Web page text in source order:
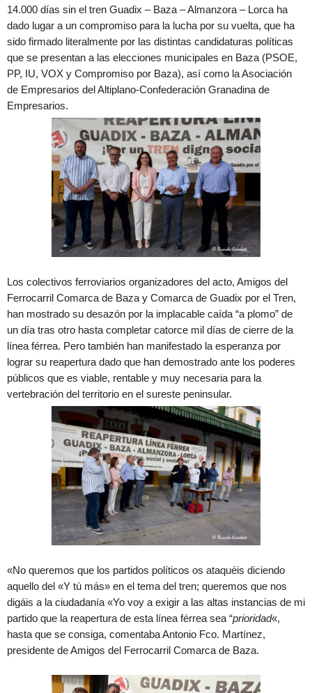
14.000 días sin el tren Guadix – Baza – Almanzora – Lorca ha
dado lugar a un compromiso para la lucha por su vuelta, que ha
sido firmado literalmente por las distintas candidaturas políticas
que se presentan a las elecciones municipales en Baza (PSOE,
PP, IU, VOX y Compromiso por Baza), así como la Asociación
de Empresarios del Altiplano-Confederación Granadina de
Empresarios.
Los colectivos ferroviarios organizadores del acto, Amigos del
Ferrocarril Comarca de Baza y Comarca de Guadix por el Tren,
han mostrado su desazón por la implacable caída “a plomo” de
un día tras otro hasta completar catorce mil días de cierre de la
línea férrea. Pero también han manifestado la esperanza por
lograr su reapertura dado que han demostrado ante los poderes
públicos que es viable, rentable y muy necesaria para la
vertebración del territorio en el sureste peninsular.
«No queremos que los partidos políticos os ataquéis diciendo
aquello del «Y tú más» en el tema del tren; queremos que nos
digáis a la ciudadanía «Yo voy a exigir a las altas instancias de mi
partido que la reapertura de esta línea férrea sea “prioridad«,
hasta que se consiga, comentaba Antonio Fco. Martínez,
presidente de Amigos del Ferrocarril Comarca de Baza.